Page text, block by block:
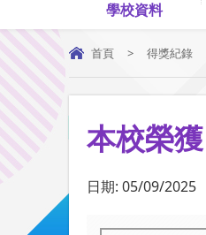
學校資料
首頁 > 得獎紀錄
本校榮
日期: 05/09/2025